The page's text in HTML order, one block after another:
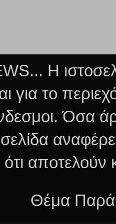
Η
για το
Όσα
ότι
Θέμα